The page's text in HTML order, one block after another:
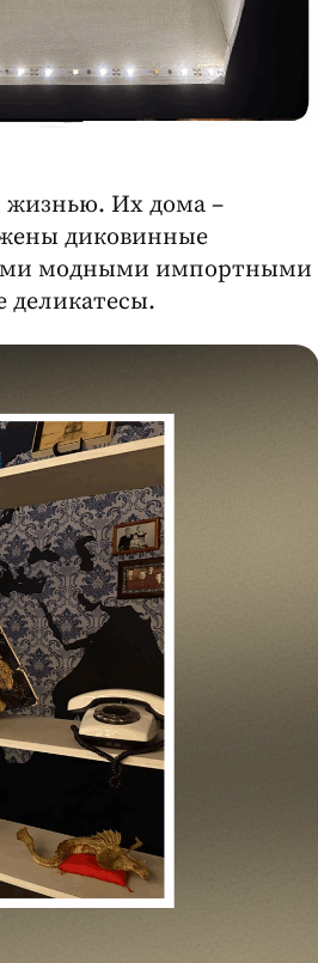
жизнью. Их дома –
диковинные
модными импортными
деликатесы.